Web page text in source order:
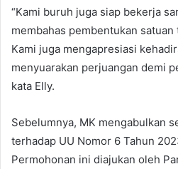
“Kami buruh juga siap bekerja
membahas pembentukan
Kami juga mengapresiasi
menyuarakan perjuangan demi
kata Elly.
Sebelumnya, MK mengabulkan
terhadap UU Nomor 6 Tahun
Permohonan ini diajukan oleh